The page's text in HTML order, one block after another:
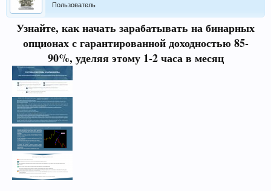
Пользователь
Узнайте, как начать зарабатывать на бинарных
опционах с гарантированной доходностью 85-
90%, уделяя этому 1-2 часа в месяц